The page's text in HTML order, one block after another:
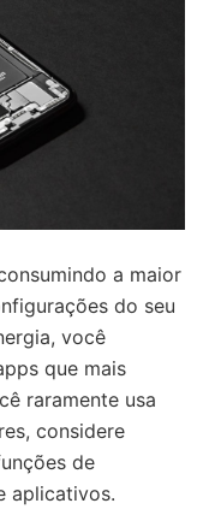
a maior
do seu
você
que mais
raramente usa
considere
de
aplicativos.